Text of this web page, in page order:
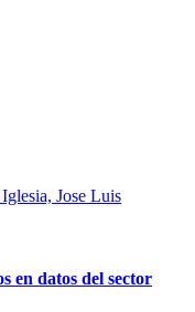
Jose Luis
en datos del sector